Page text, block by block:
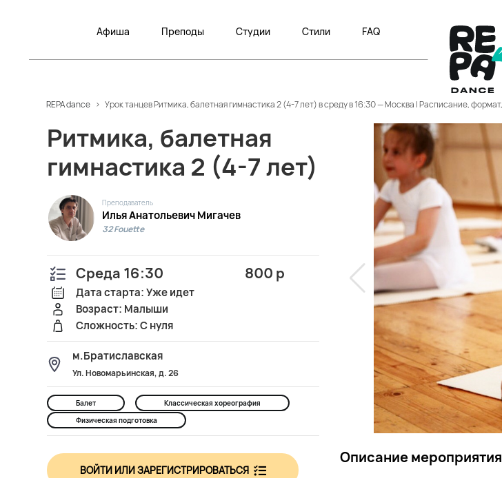
Афиша Преподы Студии Стили FAQ
REPA dance > Урок танцев Ритмика, балетная гимнастика 2 (4-7 лет) в среду в 16:30 — Москва | Расписание,
Ритмика, балетная
гимнастика 2 (4-7 лет)
Преподаватель
Илья Анатольевич Мигачев
32 Fouette
Среда 16:30 800 р
Дата старта: Уже идет
Возраст: Малыши
Сложность: С нуля
м.Братиславская
Ул. Новомарьинская, д. 26
Балет
Классическая хореография
Физическая подготовка
ВОЙТИ ИЛИ ЗАРЕГИСТРИРОВАТЬСЯ
Описание